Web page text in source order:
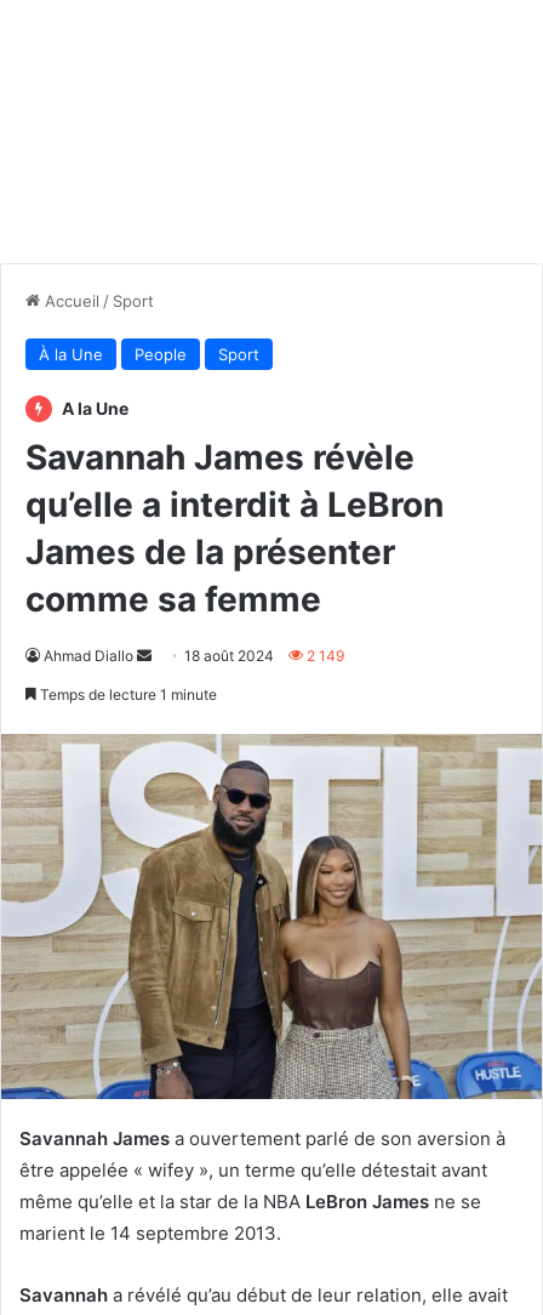
Accueil / Sport
À la Une People Sport
A la Une
Savannah James révèle
qu’elle a interdit à LeBron
James de la présenter
comme sa femme
Ahmad Diallo
Envoyer18 août 2024 2 149
Temps de lecture 1 minute
Savannah James a ouvertement parlé de son aversion à
être appelée « wifey », un terme qu’elle détestait avant
même qu’elle et la star de la NBA LeBron James ne se
marient le 14 septembre 2013.
Savannah a révélé qu’au début de leur relation, elle avait